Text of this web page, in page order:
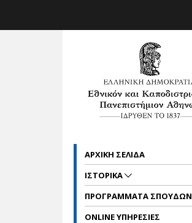
ΑΡΧΙΚΗ ΣΕΛΙΔΑ
ΙΣΤΟΡΙΚΑ
ΠΡΟΓΡΑΜΜΑΤΑ ΣΠΟΥΔΩΝ
ONLINE ΥΠΗΡΕΣΙΕΣ